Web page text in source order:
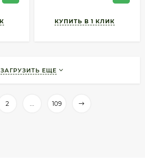
ЗАГРУЗИТЬ ЕЩЕ
2 ... 109